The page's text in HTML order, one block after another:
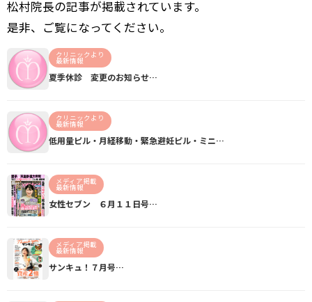
松村院長の記事が掲載されています。
是非、ご覧になってください。
クリニックより
最新情報
夏季休診 変更のお知らせ…
クリニックより
最新情報
低用量ピル・月経移動・緊急避妊ピル・ミニ…
メディア掲載
最新情報
女性セブン ６月１１日号…
メディア掲載
最新情報
サンキュ！７月号…